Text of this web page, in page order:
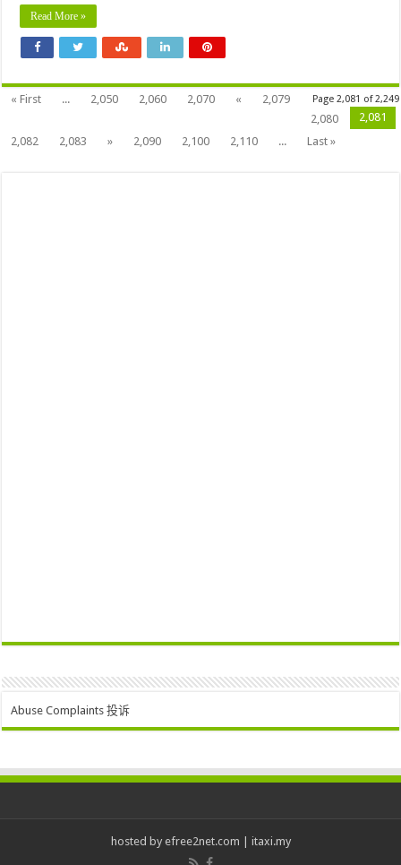
Read More »
Page 2,081 of 2,249
« First ... 2,050 2,060 2,070 «
2,079
2,080
2,081
2,082
2,083 » 2,090 2,100 2,110 ... Last »
Abuse Complaints 投诉
hosted by efree2net.com itaxi.my